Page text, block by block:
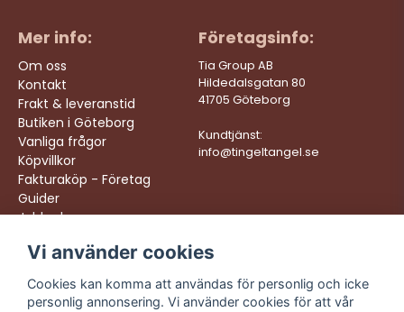
Mer info:
Om oss
Kontakt
Frakt & leveranstid
Butiken i Göteborg
Vanliga frågor
Köpvillkor
Fakturaköp - Företag
Guider
Jobba hos oss
Företagsinfo:
Tia Group AB
Hildedalsgatan 80
41705 Göteborg
Kundtjänst:
info@tingeltangel.se
Följ oss:
Instagram
Facebook
Vi levererar:
Snabba leveranser
Trygga köp
Vi använder cookies
Cookies kan komma att användas för personlig och icke
personlig annonsering. Vi använder cookies för att vår